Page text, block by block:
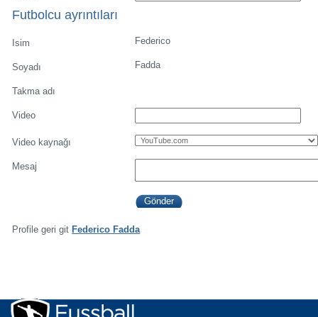
Futbolcu ayrıntıları
Isim Federico
Soyadı Fadda
Takma adı
Video
Video kaynağı
Mesaj
Profile geri git Federico Fadda